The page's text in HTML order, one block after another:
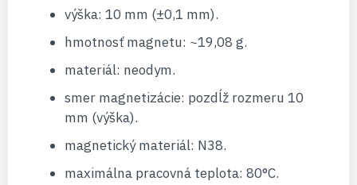
výška: 10 mm (±0,1 mm).
hmotnosť magnetu: ~19,08 g.
materiál: neodym.
smer magnetizácie: pozdĺž rozmeru 10
mm (výška).
magnetický materiál: N38.
maximálna pracovná teplota: 80°C.